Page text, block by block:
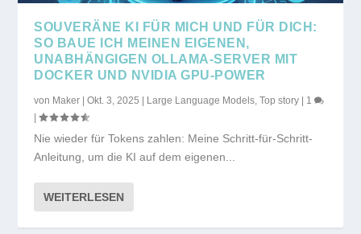
SOUVERÄNE KI FÜR MICH UND FÜR DICH:
SO BAUE ICH MEINEN EIGENEN,
UNABHÄNGIGEN OLLAMA-SERVER MIT
DOCKER UND NVIDIA GPU-POWER
von Maker |Okt. 3, 2025 Large Language Models,Top story
1
|
Nie wieder für Tokens zahlen: Meine Schritt-für-Schritt-
Anleitung, um die KI auf dem eigenen...
WEITERLESEN